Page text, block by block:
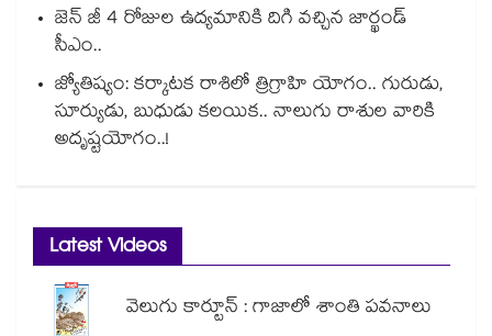
జెన్ జీ 4 రోజుల ఉద్యమానికి దిగి వచ్చిన జార్ఖండ్
సీఎం..
జ్యోతిష్యం: కర్కాటక రాశిలో త్రిగ్రాహి యోగం.. గురుడు,
సూర్యుడు, బుధుడు కలయిక.. నాలుగు రాశుల వారికి
అదృష్టయోగం..!
Latest Videos
వెలుగు కార్టూన్ : గాజాలో శాంతి పవనాలు